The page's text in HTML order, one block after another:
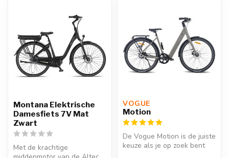
Montana Elektrische
Damesfiets 7V Mat
Zwart
Met de krachtige
VOGUE
Motion
De Vogue Motion is de juiste
keuze als je op zoek bent